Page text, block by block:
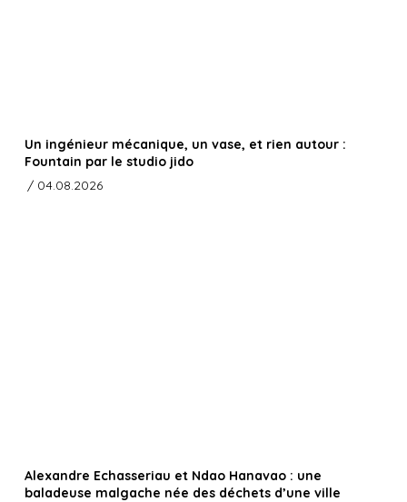
Un ingénieur mécanique, un vase, et rien autour :
Fountain par le studio jido
/ 04.08.2026
Alexandre Echasseriau et Ndao Hanavao : une
baladeuse malgache née des déchets d’une ville